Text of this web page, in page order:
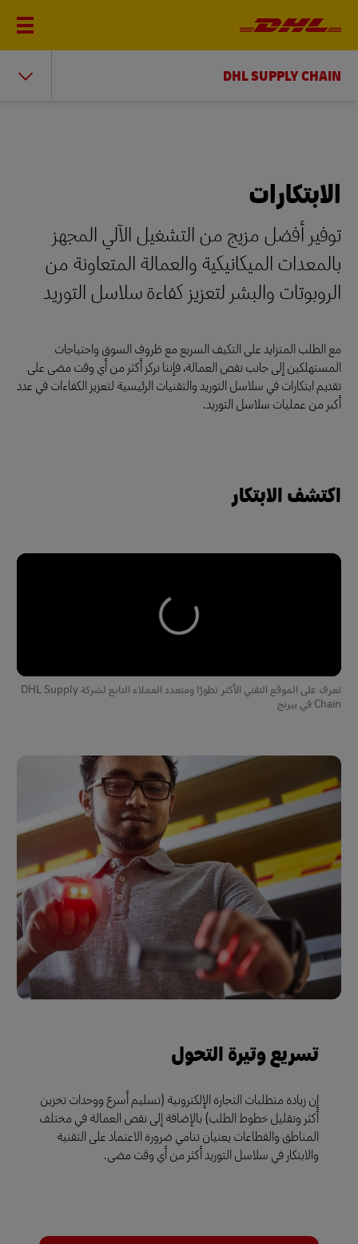
DHL SUPPLY CHAIN
الابتكارات
توفير أفضل مزيج من التشغيل الآلي المجهز
بالمعدات الميكانيكية والعمالة المتعاونة من
الروبوتات والبشر لتعزيز كفاءة سلاسل التوريد
مع الطلب المتزايد على التكيف السريع مع ظروف السوق واحتياجات
المستهلكين إلى جانب نقص العمالة، فإننا نركز أكثر من أي وقت مضى على
تقديم ابتكارات في سلاسل التوريد والتقنيات الرئيسية لتعزيز الكفاءات في عدد
أكبر من عمليات سلاسل التوريد.
اكتشف الابتكار
تعرف على الموقع التقني الأكثر تطورًا ومتعدد العملاء التابع لشركة DHL Supply
Chain في بيرنج
تسريع وتيرة التحول
إن زيادة متطلبات التجارة الإلكترونية (تسليم أسرع ووحدات تخزين
أكثر وتقليل خطوط الطلب) بالإضافة إلى نقص العمالة في مختلف
المناطق والقطاعات يعنيان تنامي ضرورة الاعتماد على التقنية
والابتكار في سلاسل التوريد أكثر من أي وقت مضى.